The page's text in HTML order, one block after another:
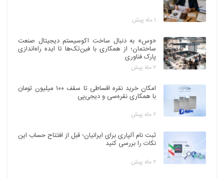
۱ ماه پیش
«وس» به دنبال ساخت اکوسیستم دیجیتال صنعت
ساختمان؛ از همکاری با فین‌تک‌ها تا ایده راه‌اندازی
پارک فناوری
۲ ماه پیش
امکان خرید نقره اقساطی تا سقف ۱۰۰ میلیون تومان
با همکاری نقره‌سی و دیجی‌پی
۲ ماه پیش
ثبت نام آلپاری برای ایرانیان؛ قبل از افتتاح حساب این
نکات را بررسی کنید
۲ ماه پیش